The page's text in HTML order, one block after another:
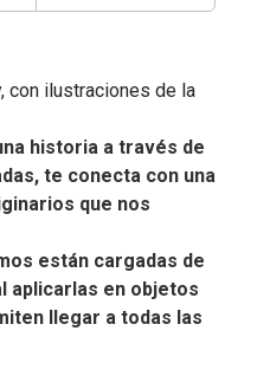
con ilustraciones de la
historia a través de
te conecta con una
que nos
están cargadas de
aplicarlas en objetos
llegar a todas las